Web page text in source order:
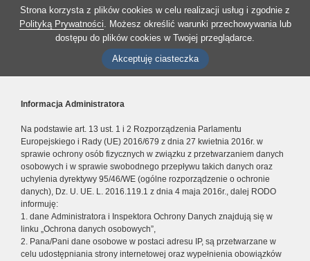
Strona korzysta z plików cookies w celu realizacji usług i zgodnie z
Polityką Prywatności. Możesz określić warunki przechowywania lub
dostępu do plików cookies w Twojej przeglądarce.
Akceptuję ciasteczka
Informacja Administratora
Na podstawie art. 13 ust. 1 i 2 Rozporządzenia Parlamentu
Europejskiego i Rady (UE) 2016/679 z dnia 27 kwietnia 2016r. w
sprawie ochrony osób fizycznych w związku z przetwarzaniem danych
osobowych i w sprawie swobodnego przepływu takich danych oraz
uchylenia dyrektywy 95/46/WE (ogólne rozporządzenie o ochronie
danych), Dz. U. UE. L. 2016.119.1 z dnia 4 maja 2016r., dalej RODO
informuję:
1. dane Administratora i Inspektora Ochrony Danych znajdują się w
linku „Ochrona danych osobowych”,
2. Pana/Pani dane osobowe w postaci adresu IP, są przetwarzane w
celu udostępniania strony internetowej oraz wypełnienia obowiązków